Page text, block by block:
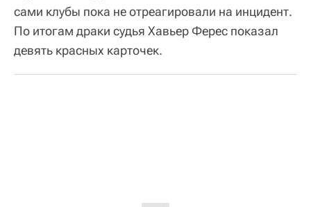
сами клубы пока не отреагировали на инцидент.
По итогам драки судья Хавьер Ферес показал
девять красных карточек.